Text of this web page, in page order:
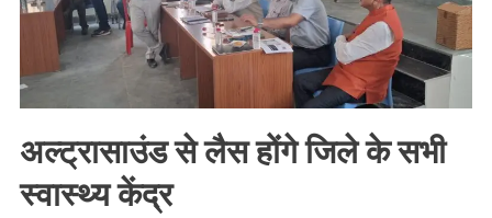
​अल्ट्रासाउंड से लैस होंगे जिले के सभी
स्वास्थ्य केंद्र